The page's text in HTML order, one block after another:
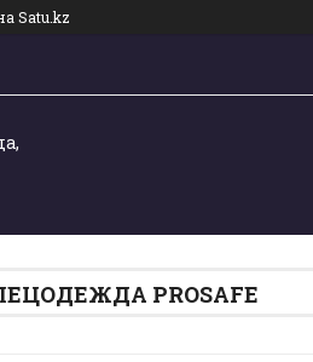
Satu.kz
PROSAFE